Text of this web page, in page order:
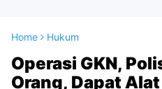
Home Hukum
Operasi GKN,
Orang, Dapat